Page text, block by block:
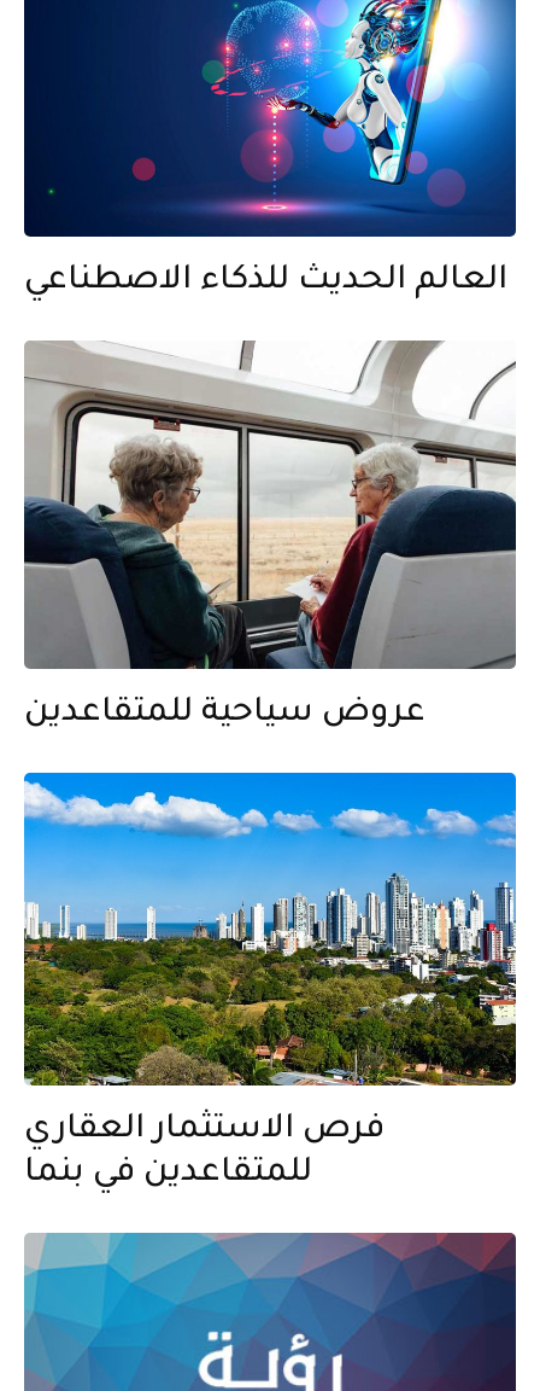
العالم الحديث للذكاء الاصطناعي
عروض سياحية للمتقاعدين
فرص الاستثمار العقاري
للمتقاعدين في بنما